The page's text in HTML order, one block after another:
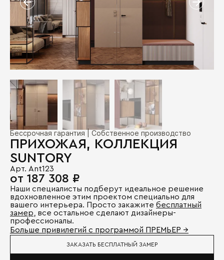
Бессрочная гарантия | Собственное производство
ПРИХОЖАЯ, КОЛЛЕКЦИЯ
SUNTORY
Арт. Ant123
от 187 308 ₽
Наши специалисты подберут идеальное решение
вдохновленное этим проектом специально для
вашего интерьера. Просто закажите бесплатный
замер , все остальное сделают дизайнеры-
профессионалы.
Больше привилегий с программой ПРЕМЬЕР →
ЗАКАЗАТЬ БЕСПЛАТНЫЙ ЗАМЕР